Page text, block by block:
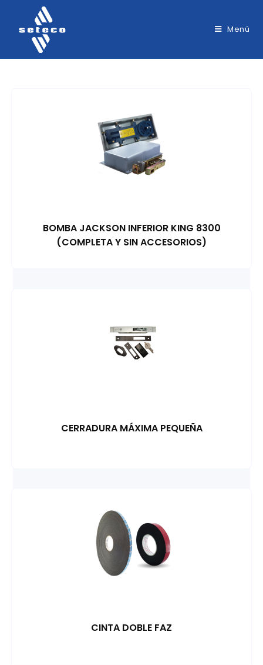
Menú
BOMBA JACKSON INFERIOR KING 8300
(COMPLETA Y SIN ACCESORIOS)
CERRADURA MÁXIMA PEQUEÑA
CINTA DOBLE FAZ